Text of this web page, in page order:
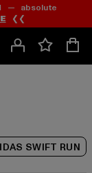
— absolute
❮❮
SWIFT RUN